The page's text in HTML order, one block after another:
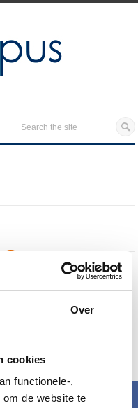
Over
cookies
functionele-,
de website te
all posts tagged
wat, hoe en